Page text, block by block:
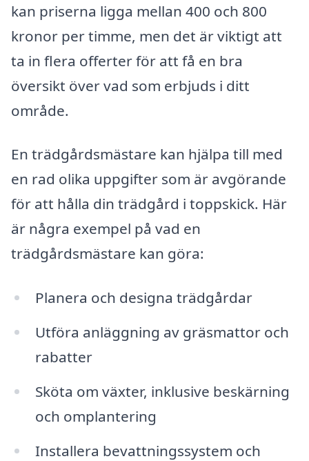
kan priserna ligga mellan 400 och 800
kronor per timme, men det är viktigt att
ta in flera offerter för att få en bra
översikt över vad som erbjuds i ditt
område.
En trädgårdsmästare kan hjälpa till med
en rad olika uppgifter som är avgörande
för att hålla din trädgård i toppskick. Här
är några exempel på vad en
trädgårdsmästare kan göra:
Planera och designa trädgårdar
Utföra anläggning av gräsmattor och
rabatter
Sköta om växter, inklusive beskärning
och omplantering
Installera bevattningssystem och